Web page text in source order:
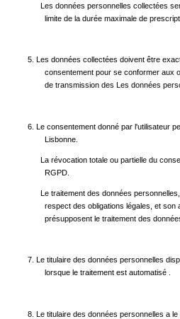
Les données personnelles collectées
limite de la durée maximale de
5. Les données collectées doivent être
consentement pour se conformer aux
de transmission des Les données
6. Le consentement donné par l'utilisateur
Lisbonne.
La révocation totale ou partielle du
RGPD.
Le traitement des données personnelles,
respect des obligations légales, et son
présupposent le traitement des
7. Le titulaire des données personnelles
lorsque le traitement est automatisé .
8. Le titulaire des données personnelles a